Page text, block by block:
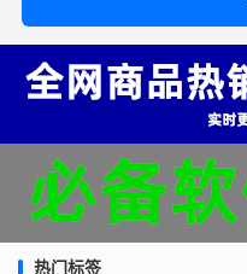
热门标签